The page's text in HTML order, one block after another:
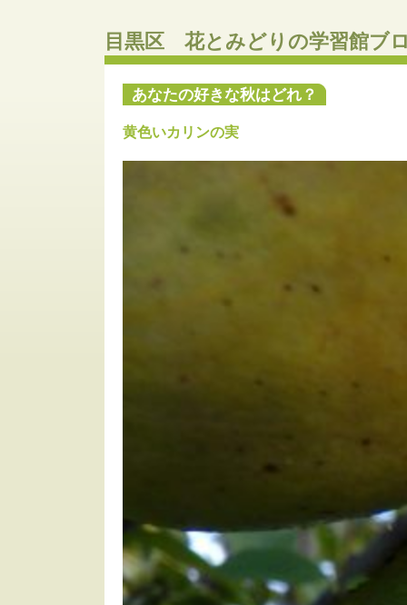
目黒区 花とみどりの学習館ブ
あなたの好きな秋はどれ？
黄色いカリンの実